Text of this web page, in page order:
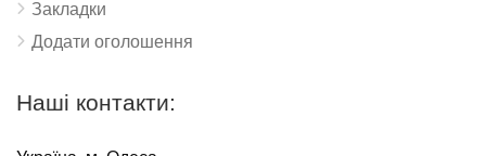
Закладки
Додати оголошення
Наші контакти: